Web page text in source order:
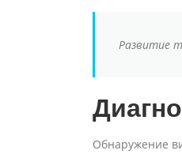
Развитие
Обнаружение